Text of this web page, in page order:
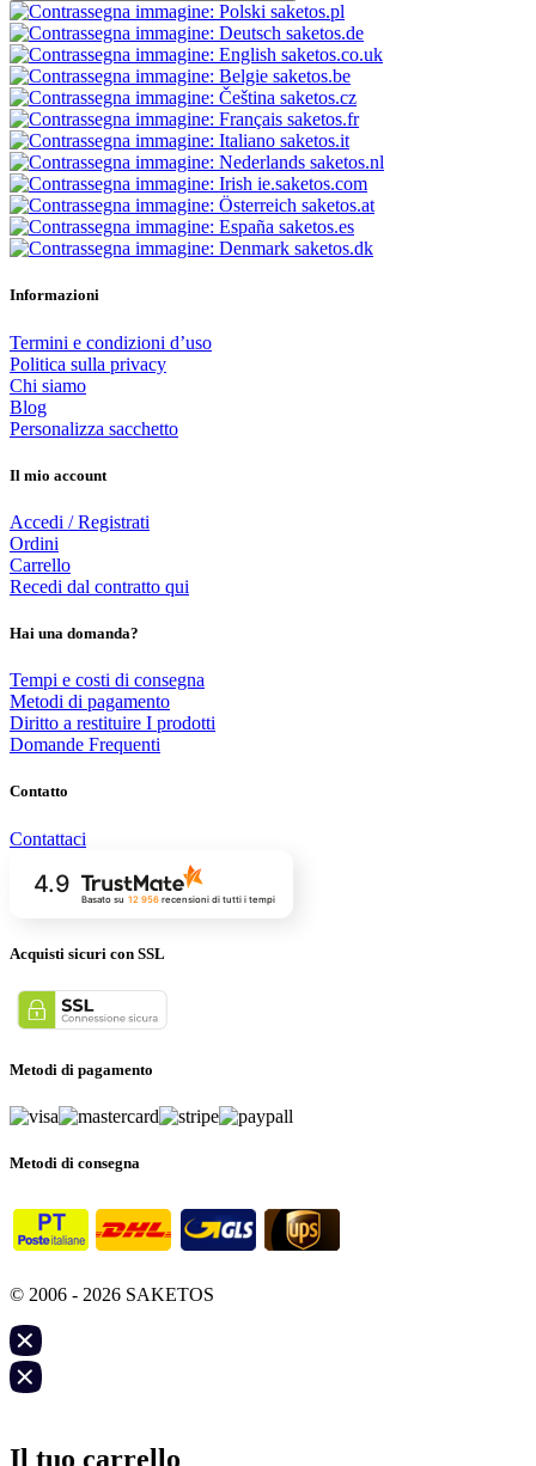
saketos.pl
saketos.de
saketos.co.uk
saketos.be
saketos.cz
saketos.fr
saketos.it
saketos.nl
ie.saketos.com
saketos.at
saketos.es
saketos.dk
Informazioni
Termini e condizioni d’uso
Politica sulla privacy
Chi siamo
Blog
Personalizza sacchetto
Il mio account
Accedi / Registrati
Ordini
Carrello
Recedi dal contratto qui
Hai una domanda?
Tempi e costi di consegna
Metodi di pagamento
Diritto a restituire I prodotti
Domande Frequenti
Contatto
Contattaci
4.9
Basato su 12 956recensioni di tutti i tempi
Acquisti sicuri con SSL
Metodi di pagamento
Metodi di consegna
© 2006 - 2026 SAKETOS
Il tuo carrello